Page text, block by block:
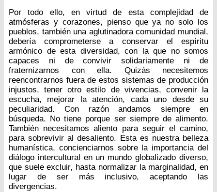
Por todo ello, en virtud de esta complejidad de
atmósferas y corazones, pienso que ya no solo los
pueblos, también una aglutinadora comunidad mundial,
debería comprometerse a conservar el espíritu
armónico de esta diversidad, con la que no somos
capaces ni de convivir solidariamente ni de
fraternizarnos con ella. Quizás necesitemos
reencontrarnos fuera de estos sistemas de producción
injustos, tener otro estilo de vivencias, convenir la
escucha, mejorar la atención, cada uno desde su
peculiaridad. Con razón andamos siempre en
búsqueda. No tiene porque ser siempre de alimento.
También necesitamos aliento para seguir el camino,
para sobrevivir al desaliento. Esta es nuestra belleza
humanística, concienciarnos sobre la importancia del
diálogo intercultural en un mundo globalizado diverso,
que suele excluir, hasta normalizar la marginalidad, en
lugar de ser más inclusivo, aceptando las
divergencias.